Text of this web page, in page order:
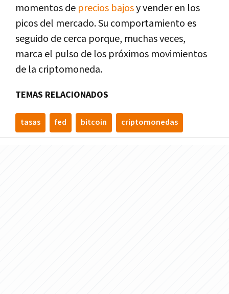
momentos de precios bajosy vender en los
picos del mercado. Su comportamiento es
seguido de cerca porque, muchas veces,
marca el pulso de los próximos movimientos
de la criptomoneda.
TEMAS RELACIONADOS
tasas fed bitcoin criptomonedas